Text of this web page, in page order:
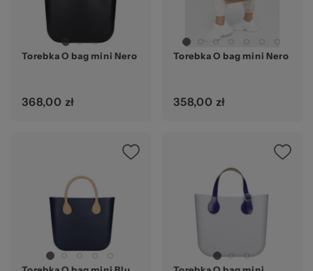
Torebka O bag mini Nero
368,00 zł
Torebka O bag mini Nero
358,00 zł